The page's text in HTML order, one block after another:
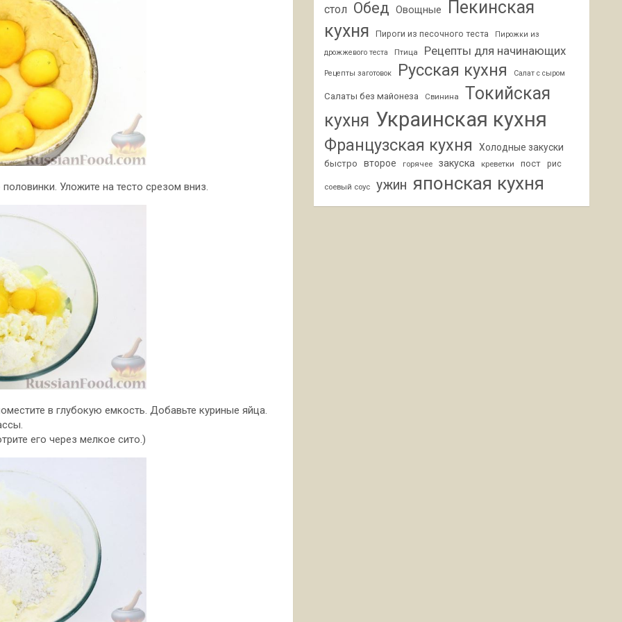
Уложите на тесто срезом вниз.
в глубокую емкость. Добавьте куриные яйца.
его через мелкое сито.)
стол Обед Овощные
Пекинская
кухня
Пироги из песочного теста
Пирожки из
дрожжевого теста
Птица Рецепты для начинающих
Рецепты заготовок Русская кухня Салат с сыром
Салаты без майонеза Свинина
Токийская
кухня Украинская кухня
Французская кухня Холодные закуски
быстро второе горячее закуска креветки пост рис
соевый соус ужин японская кухня